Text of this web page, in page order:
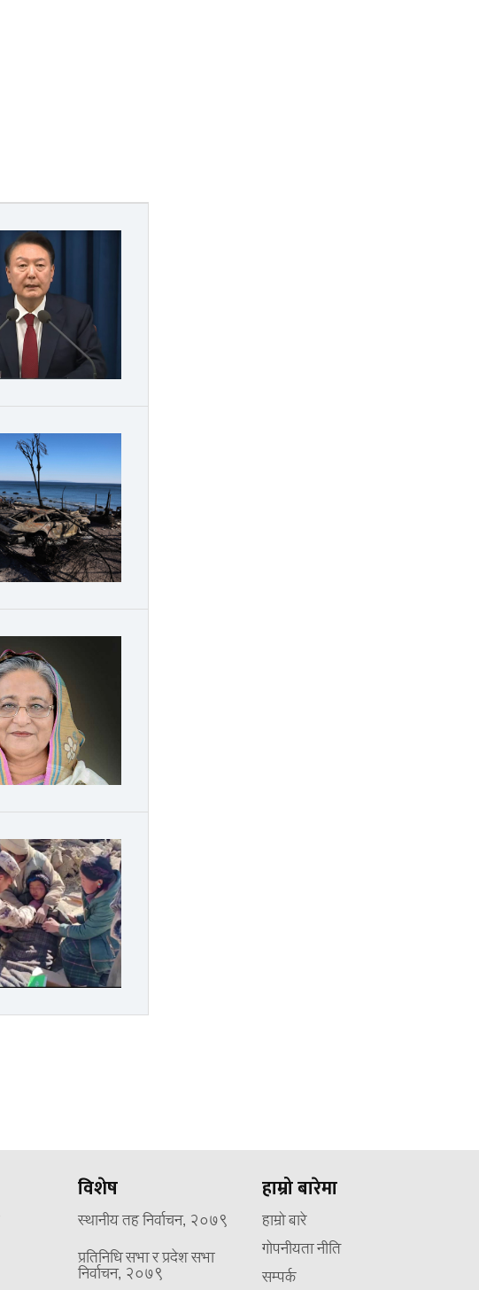
विशेष
स्थानीय तह निर्वाचन, २०७९
प्रतिनिधि सभा र प्रदेश सभा
निर्वाचन, २०७९
हाम्रो बारेमा
हाम्रो बारे
गोपनीयता नीति
सम्पर्क